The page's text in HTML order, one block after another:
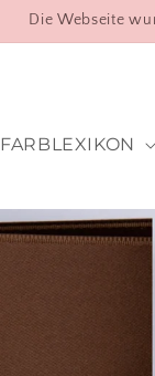
Die Webseite
FARBLEXIKON